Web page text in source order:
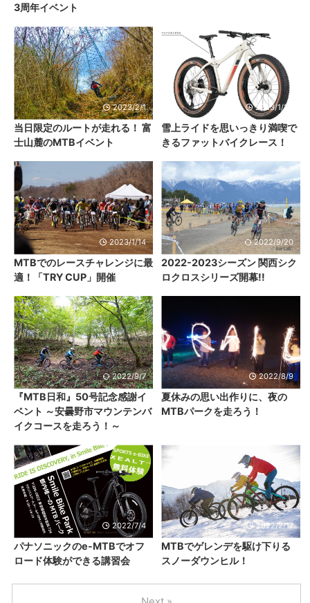
3周年イベント
2023/2/1
当日限定のルートが走れる！ 富
士山麓のMTBイベント
2023/1/20
雪上ライドを思いっきり満喫で
きるファットバイクレース！
2023/1/14
MTBでのレースチャレンジに最
適！「TRY CUP」開催
2022/9/20
2022-2023シーズン 関西シク
ロクロスシリーズ開幕!!
2022/9/7
『MTB日和』50号記念感謝イ
ベント ～安曇野市マウンテンバ
イクコースを走ろう！～
2022/8/9
夏休みの思い出作りに、夜の
MTBパークを走ろう！
2022/7/4
パナソニックのe-MTBでオフ
ロード体験ができる講習会
2022/2/17
MTBでゲレンデを駆け下りる
スノーダウンヒル！